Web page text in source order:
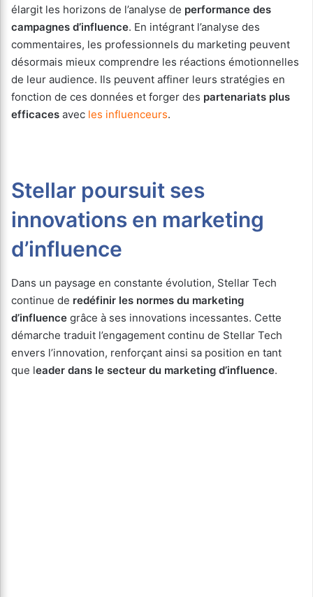
élargit les horizons de l’analyse de performance des
campagnes d’influence. En intégrant l’analyse des
commentaires, les professionnels du marketing peuvent
désormais mieux comprendre les réactions émotionnelles
de leur audience. Ils peuvent affiner leurs stratégies en
fonction de ces données et forger des partenariats plus
efficaces avec les influenceurs.
Stellar poursuit ses
innovations en marketing
d’influence
Dans un paysage en constante évolution, Stellar Tech
continue de redéfinir les normes du marketing
d’influence grâce à ses innovations incessantes. Cette
démarche traduit l’engagement continu de Stellar Tech
envers l’innovation, renforçant ainsi sa position en tant
que leader dans le secteur du marketing d’influence.